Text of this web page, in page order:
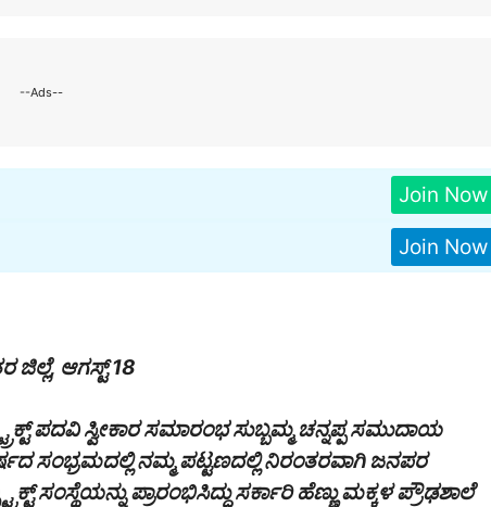
--Ads--
Join Now
Join Now
ಜಿಲ್ಲೆ, ಆಗಸ್ಟ್ 18
ಪದವಿ ಸ್ವೀಕಾರ ಸಮಾರಂಭ ಸುಬ್ಬಮ್ಮ ಚನ್ನಪ್ಪ ಸಮುದಾಯ
ಸಂಭ್ರಮದಲ್ಲಿ ನಮ್ಮ ಪಟ್ಟಣದಲ್ಲಿ ನಿರಂತರವಾಗಿ ಜನಪರ
ಸಂಸ್ಥೆಯನ್ನು ಪ್ರಾರಂಭಿಸಿದ್ದು ಸರ್ಕಾರಿ ಹೆಣ್ಣು ಮಕ್ಕಳ ಪ್ರೌಢಶಾಲೆ